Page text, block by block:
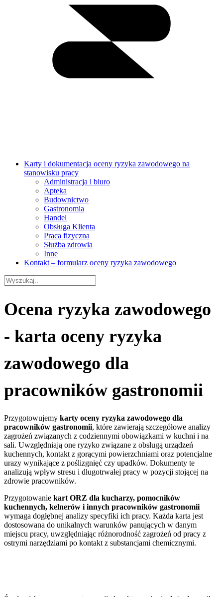
Karty i dokumentacja oceny ryzyka zawodowego na
stanowisku pracy
Administracja i biuro
Apteka
Budownictwo
Gastronomia
Handel
Obsługa Klienta
Praca fizyczna
Służba zdrowia
Inne
Kontakt – formularz oceny ryzyka zawodowego
Ocena ryzyka zawodowego
- karta oceny ryzyka
zawodowego dla
pracowników gastronomii
Przygotowujemy karty oceny ryzyka zawodowego dla
pracowników gastronomii, które zawierają szczegółowe analizy
zagrożeń związanych z codziennymi obowiązkami w kuchni i na
sali. Uwzględniają one ryzyko związane z obsługą urządzeń
kuchennych, kontakt z gorącymi powierzchniami oraz potencjalne
urazy wynikające z poślizgnięć czy upadków. Dokumenty te
analizują wpływ stresu i długotrwałej pracy w pozycji stojącej na
zdrowie pracowników.
Przygotowanie kart ORZ dla kucharzy, pomocników
kuchennych, kelnerów i innych pracowników gastronomii
wymaga dogłębnej analizy specyfiki ich pracy. Każda karta jest
dostosowana do unikalnych warunków panujących w danym
miejscu pracy, uwzględniając różnorodność zagrożeń od pracy z
ostrymi narzędziami po kontakt z substancjami chemicznymi.